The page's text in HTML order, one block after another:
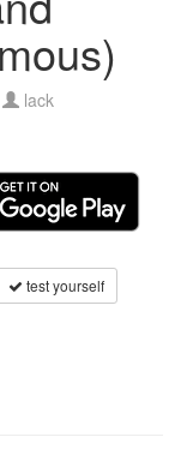
lack
test yourself